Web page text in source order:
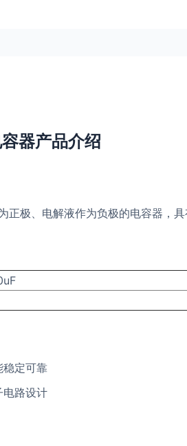
器产品介绍
正极、电解液作为负极的电容器，
稳定可靠
电路设计